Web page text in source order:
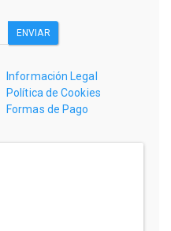
ENVIAR
Información Legal
Política de Cookies
Formas de Pago